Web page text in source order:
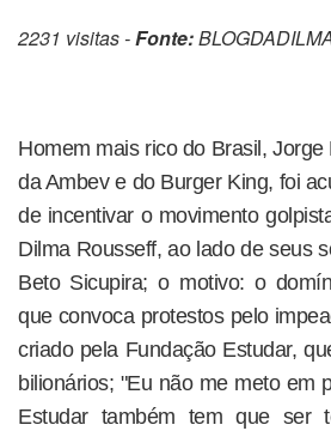
2231 visitas -Fonte:
Homem mais rico do Brasil,
da Ambev e do Burger King, foi
de incentivar o movimento
Dilma Rousseff, ao lado de seus
Beto Sicupira; o motivo: o
que convoca protestos pelo
criado pela Fundação Estudar,
bilionários; "Eu não me meto em
Estudar também tem que ser